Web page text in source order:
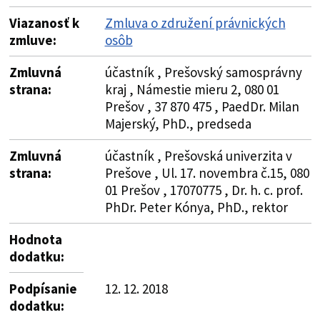
Viazanosť k
zmluve:
Zmluva o združení právnických
osôb
Zmluvná
strana:
účastník , Prešovský samosprávny
kraj , Námestie mieru 2, 080 01
Prešov , 37 870 475 , PaedDr. Milan
Majerský, PhD., predseda
Zmluvná
strana:
účastník , Prešovská univerzita v
Prešove , Ul. 17. novembra č.15, 080
01 Prešov , 17070775 , Dr. h. c. prof.
PhDr. Peter Kónya, PhD., rektor
Hodnota
dodatku:
Podpísanie
dodatku:
12. 12. 2018